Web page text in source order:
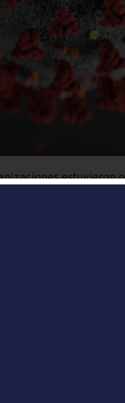
las Organizaciones,
de otros modos de
sentido el
cambió el
sus profesores
que empecé
días se profundizó en
en duda los
como personas el